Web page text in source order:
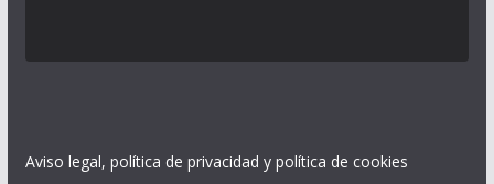
Aviso legal, política de privacidad y política de cookies